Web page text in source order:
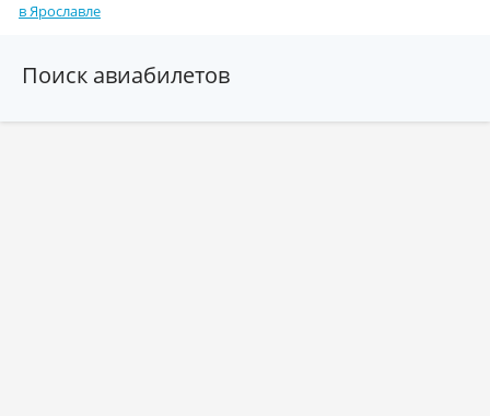
в Ярославле
Поиск авиабилетов